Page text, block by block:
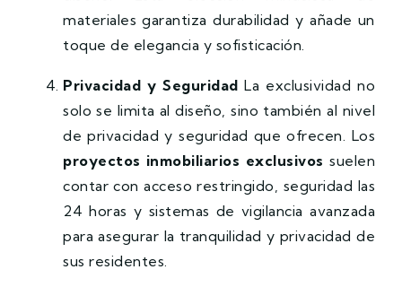
materiales garantiza durabilidad y añade un
toque de elegancia y sofisticación.
Privacidad y Seguridad La exclusividad no
solo se limita al diseño, sino también al nivel
de privacidad y seguridad que ofrecen. Los
proyectos inmobiliarios exclusivos suelen
contar con acceso restringido, seguridad las
24 horas y sistemas de vigilancia avanzada
para asegurar la tranquilidad y privacidad de
sus residentes.